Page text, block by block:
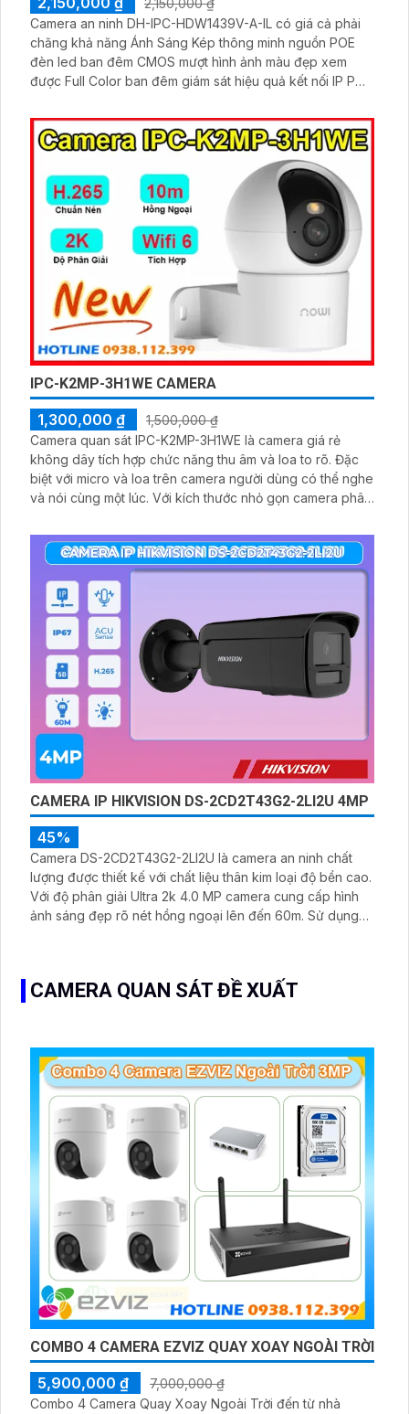
2,150,000 ₫
Camera an ninh DH-IPC-HDW1439V-A-IL có giá cả phải
chăng khả năng Ánh Sáng Kép thông minh nguồn POE
đèn led ban đêm CMOS mượt hình ảnh màu đẹp xem
được Full Color ban đêm giám sát hiệu quả kết nối IP POE
ban đêm với công nghệ Có Màu Ban Ðêm.
IPC-K2MP-3H1WE CAMERA
1,300,000 ₫
1,500,000 ₫
Camera quan sát IPC-K2MP-3H1WE là camera giá rẻ
không dây tích hợp chức năng thu âm và loa to rõ. Đặc
biệt với micro và loa trên camera người dùng có thể nghe
và nói cùng một lúc. Với kích thước nhỏ gọn camera phân
mang lại hình ảnh màu sắc đẹp đặc biệt ban đêm với
hồng ngoại 10m
CAMERA IP HIKVISION DS-2CD2T43G2-2LI2U 4MP
45%
Camera DS-2CD2T43G2-2LI2U là camera an ninh chất
lượng được thiết kế với chất liệu thân kim loại độ bền cao.
Với độ phân giải Ultra 2k 4.0 MP camera cung cấp hình
ảnh sáng đẹp rõ nét hồng ngoại lên đến 60m. Sử dụng
CAMERA QUAN SÁT ĐỀ XUẤT
COMBO 4 CAMERA EZVIZ QUAY XOAY NGOÀI TRỜI
5,900,000 ₫
7,000,000 ₫
Combo 4 Camera Quay Xoay Ngoài Trời đến từ nhà